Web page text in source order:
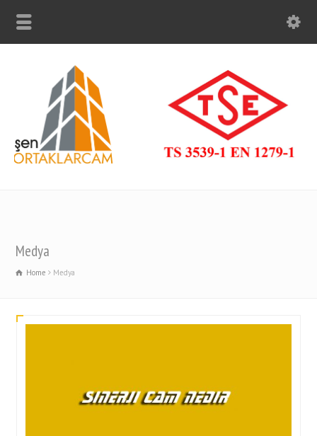
Medya
Home Medya